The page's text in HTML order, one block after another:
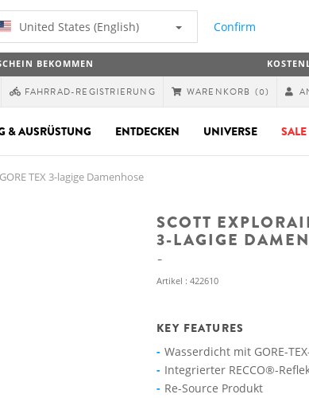
United States (English) Confirm
BEKOMMEN
FAHRRAD-REGISTRIERUNG WARENKORB (0)
& AUSRÜSTUNG ENTDECKEN UNIVERSE SALE
TEX 3-lagige Damenhose
SCOTT
3-LAGIGE
Artikel : 422610
KEY FEATURES
Wasserdicht mit GORE-
Integrierter RECCO®-
Re-Source Produkt